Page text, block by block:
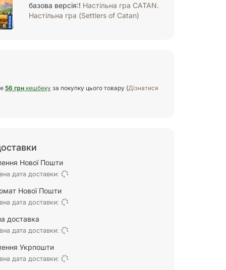
базова версія:! Настільна гра CATAN.
Настільна гра (Settlers of Catan)
56 грнкешбекуза покупку цього товару (Дізнатися
Нової Пошти
дата доставки:
Нової Пошти
дата доставки:
доставка
дата доставки:
Укрпошти
дата доставки: